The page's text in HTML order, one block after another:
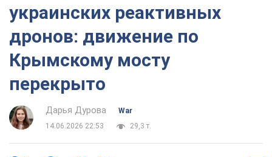
украинских реактивных
дронов: движение по
Крымскому мосту
перекрыто
Дарья Дурова
War
14.06.2026 22:53
29,3 т.